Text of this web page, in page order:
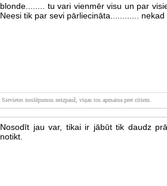
blonde........ tu vari vienmēr visu un par
Neesi tik par sevi pārliecināta............
Sievietes noslēpumus neizpauž, viņas tos apmaina pret citiem.
Nosodīt jau var, tikai ir jābūt tik daudz
notikt.